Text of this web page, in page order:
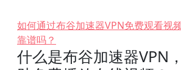
如何通过布谷加速器VPN免费观看视
靠谱吗？
什么是布谷加速器VPN